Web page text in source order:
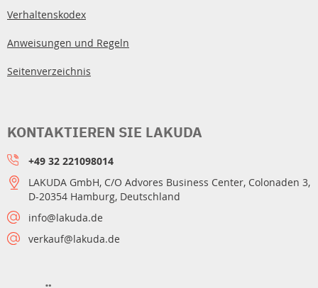
Verhaltenskodex
Anweisungen und Regeln
Seitenverzeichnis
KONTAKTIEREN SIE LAKUDA
+49 32 221098014
LAKUDA GmbH, C/O Advores Business Center, Colonaden 3,
D-20354 Hamburg, Deutschland
info@lakuda.de
verkauf@lakuda.de